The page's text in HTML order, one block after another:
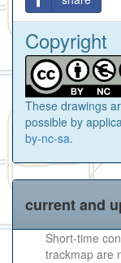
Copyright
These drawings
possible by
by-nc-sa.
current and
Short-time
trackmap are